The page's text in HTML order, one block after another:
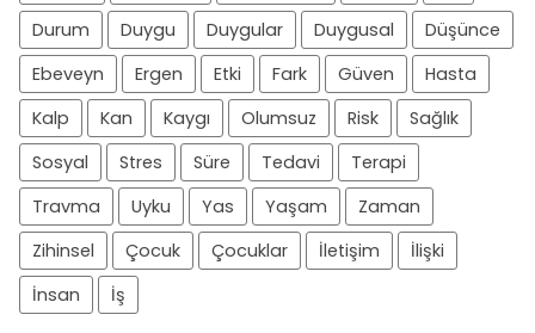
Durum
Duygu Duygular Duygusal
Düşünce
Ebeveyn
Ergen Etki Fark Güven
Hasta
Kalp
Kan Kaygı Olumsuz Risk
Sağlık
Sosyal
Stres Süre Tedavi
Terapi
Travma
Uyku Yas Yaşam
Zaman
Zihinsel
Çocuk Çocuklar İletişim
İlişki
İnsan
İş